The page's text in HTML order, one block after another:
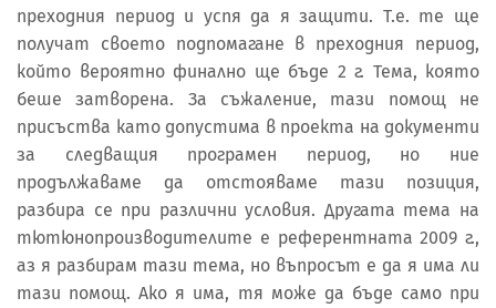
преходния период и успя да я защити. Т.е. те ще
получат своето подпомагане в преходния период,
който вероятно финално ще бъде 2 г. Тема, която
беше затворена. За съжаление, тази помощ не
присъства като допустима в проекта на документи
за следващия програмен период, но ние
продължаваме да отстояваме тази позиция,
разбира се при различни условия. Другата тема на
тютюнопроизводителите е референтната 2009 г.,
аз я разбирам тази тема, но въпросът е да я има ли
тази помощ. Ако я има, тя може да бъде само при